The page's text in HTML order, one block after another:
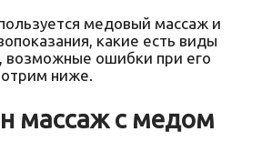
медовый массаж и
какие есть виды
возможные ошибки при его
ниже.
массаж с медом